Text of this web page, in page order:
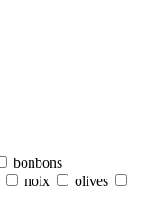
bonbons
noix
olives